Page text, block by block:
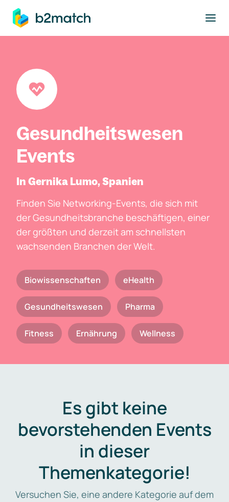
springen
Gesundheitswesen
Events
In Gernika Lumo, Spanien
Finden Sie Networking-Events, die sich mit
der Gesundheitsbranche beschäftigen, einer
der größten und derzeit am schnellsten
wachsenden Branchen der Welt.
Biowissenschaften eHealth
Gesundheitswesen Pharma
Fitness Ernährung Wellness
Es gibt keine
bevorstehenden Events
in dieser
Themenkategorie!
Versuchen Sie, eine andere Kategorie auf dem